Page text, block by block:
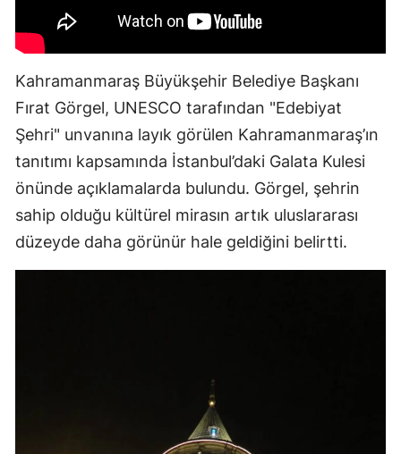
Kahramanmaraş Büyükşehir Belediye Başkanı
Fırat Görgel, UNESCO tarafından "Edebiyat
Şehri" unvanına layık görülen Kahramanmaraş’ın
tanıtımı kapsamında İstanbul’daki Galata Kulesi
önünde açıklamalarda bulundu. Görgel, şehrin
sahip olduğu kültürel mirasın artık uluslararası
düzeyde daha görünür hale geldiğini belirtti.